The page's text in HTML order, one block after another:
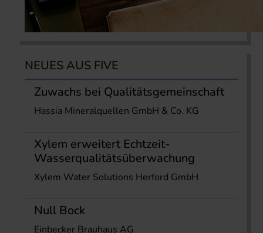
NEUES AUS FIVE
Zuwachs bei Qualitätsgemeinschaft
Hassia Mineralquellen GmbH & Co. KG
Xylem erweitert Echtzeit-
Wasserqualitätsüberwachung
Xylem Water Solutions Herford GmbH
Null Bock
Einbecker Brauhaus AG